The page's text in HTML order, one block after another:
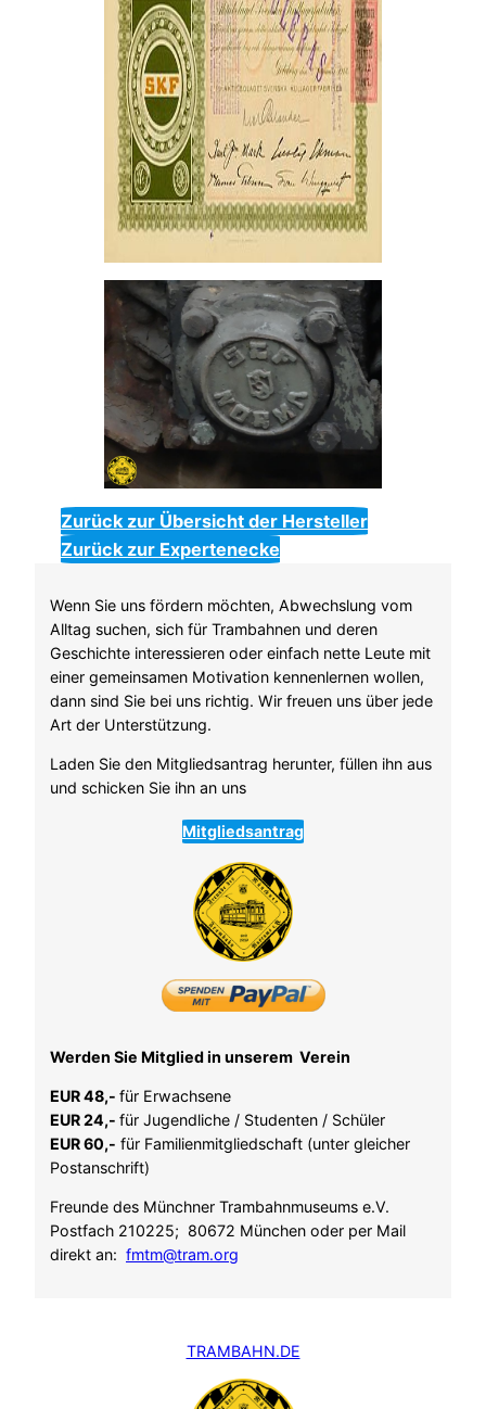
Zurück zur Übersicht der Hersteller
Zurück zur Expertenecke
Wenn Sie uns fördern möchten, Abwechslung vom
Alltag suchen, sich für Trambahnen und deren
Geschichte interessieren oder einfach nette Leute mit
einer gemeinsamen Motivation kennenlernen wollen,
dann sind Sie bei uns richtig. Wir freuen uns über jede
Art der Unterstützung.
Laden Sie den Mitgliedsantrag herunter, füllen ihn aus
und schicken Sie ihn an uns
Mitgliedsantrag
Werden Sie Mitglied in unserem Verein
EUR 48,- für Erwachsene
EUR 24,- für Jugendliche / Studenten / Schüler
EUR 60,- für Familienmitgliedschaft (unter gleicher
Postanschrift)
Freunde des Münchner Trambahnmuseums e.V.
Postfach 210225; 80672 München oder per Mail
direkt an: fmtm@tram.org
TRAMBAHN.DE